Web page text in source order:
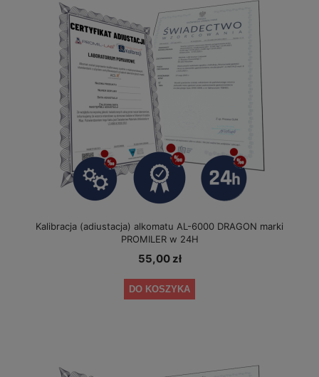
Kalibracja (adiustacja) alkomatu AL-6000 DRAGON marki
PROMILER w 24H
55,00 zł
DO KOSZYKA